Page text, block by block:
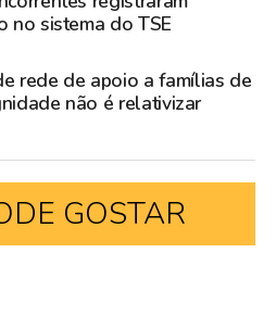
no sistema do TSE
rede de apoio a famílias de
não é relativizar
GOSTAR